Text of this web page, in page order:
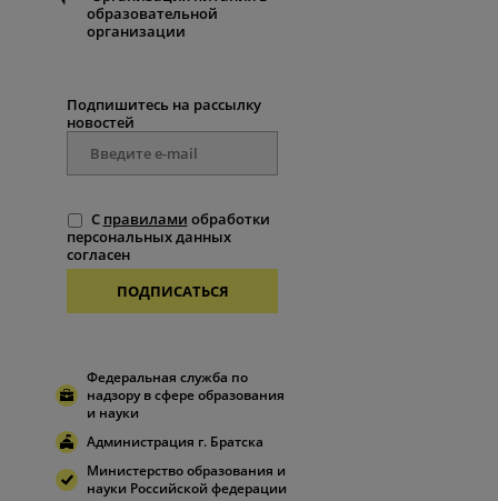
образовательной
организации
Подпишитесь на рассылку
новостей
С правилами обработки
персональных данных
согласен
ПОДПИСАТЬСЯ
Федеральная служба по
надзору в сфере образования
и науки
Администрация г. Братска
Министерство образования и
науки Российской федерации